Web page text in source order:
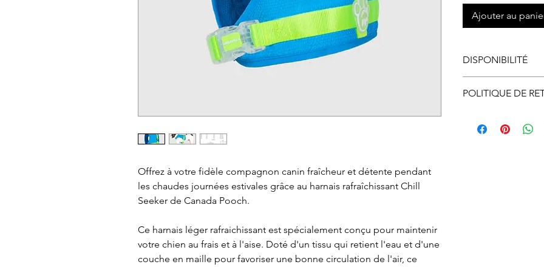
Offrez à votre fidèle compagnon canin fraîcheur et détente pendant
les chaudes journées estivales grâce au harnais rafraîchissant Chill
Seeker de Canada Pooch.
Ce harnais léger rafraichissant est spécialement conçu pour maintenir
votre chien au frais et à l'aise. Doté d'un tissu qui retient l'eau et d'une
couche en maille pour favoriser une bonne circulation de l'air, ce
Ajouter au
DISPONIBILITÉ
ligne doit se faire
POLITIQUE DE
ne vous convient